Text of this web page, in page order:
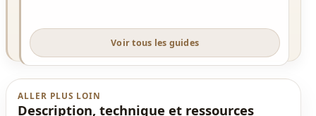
Voir tous les guides
ALLER PLUS LOIN
Description, technique et ressources